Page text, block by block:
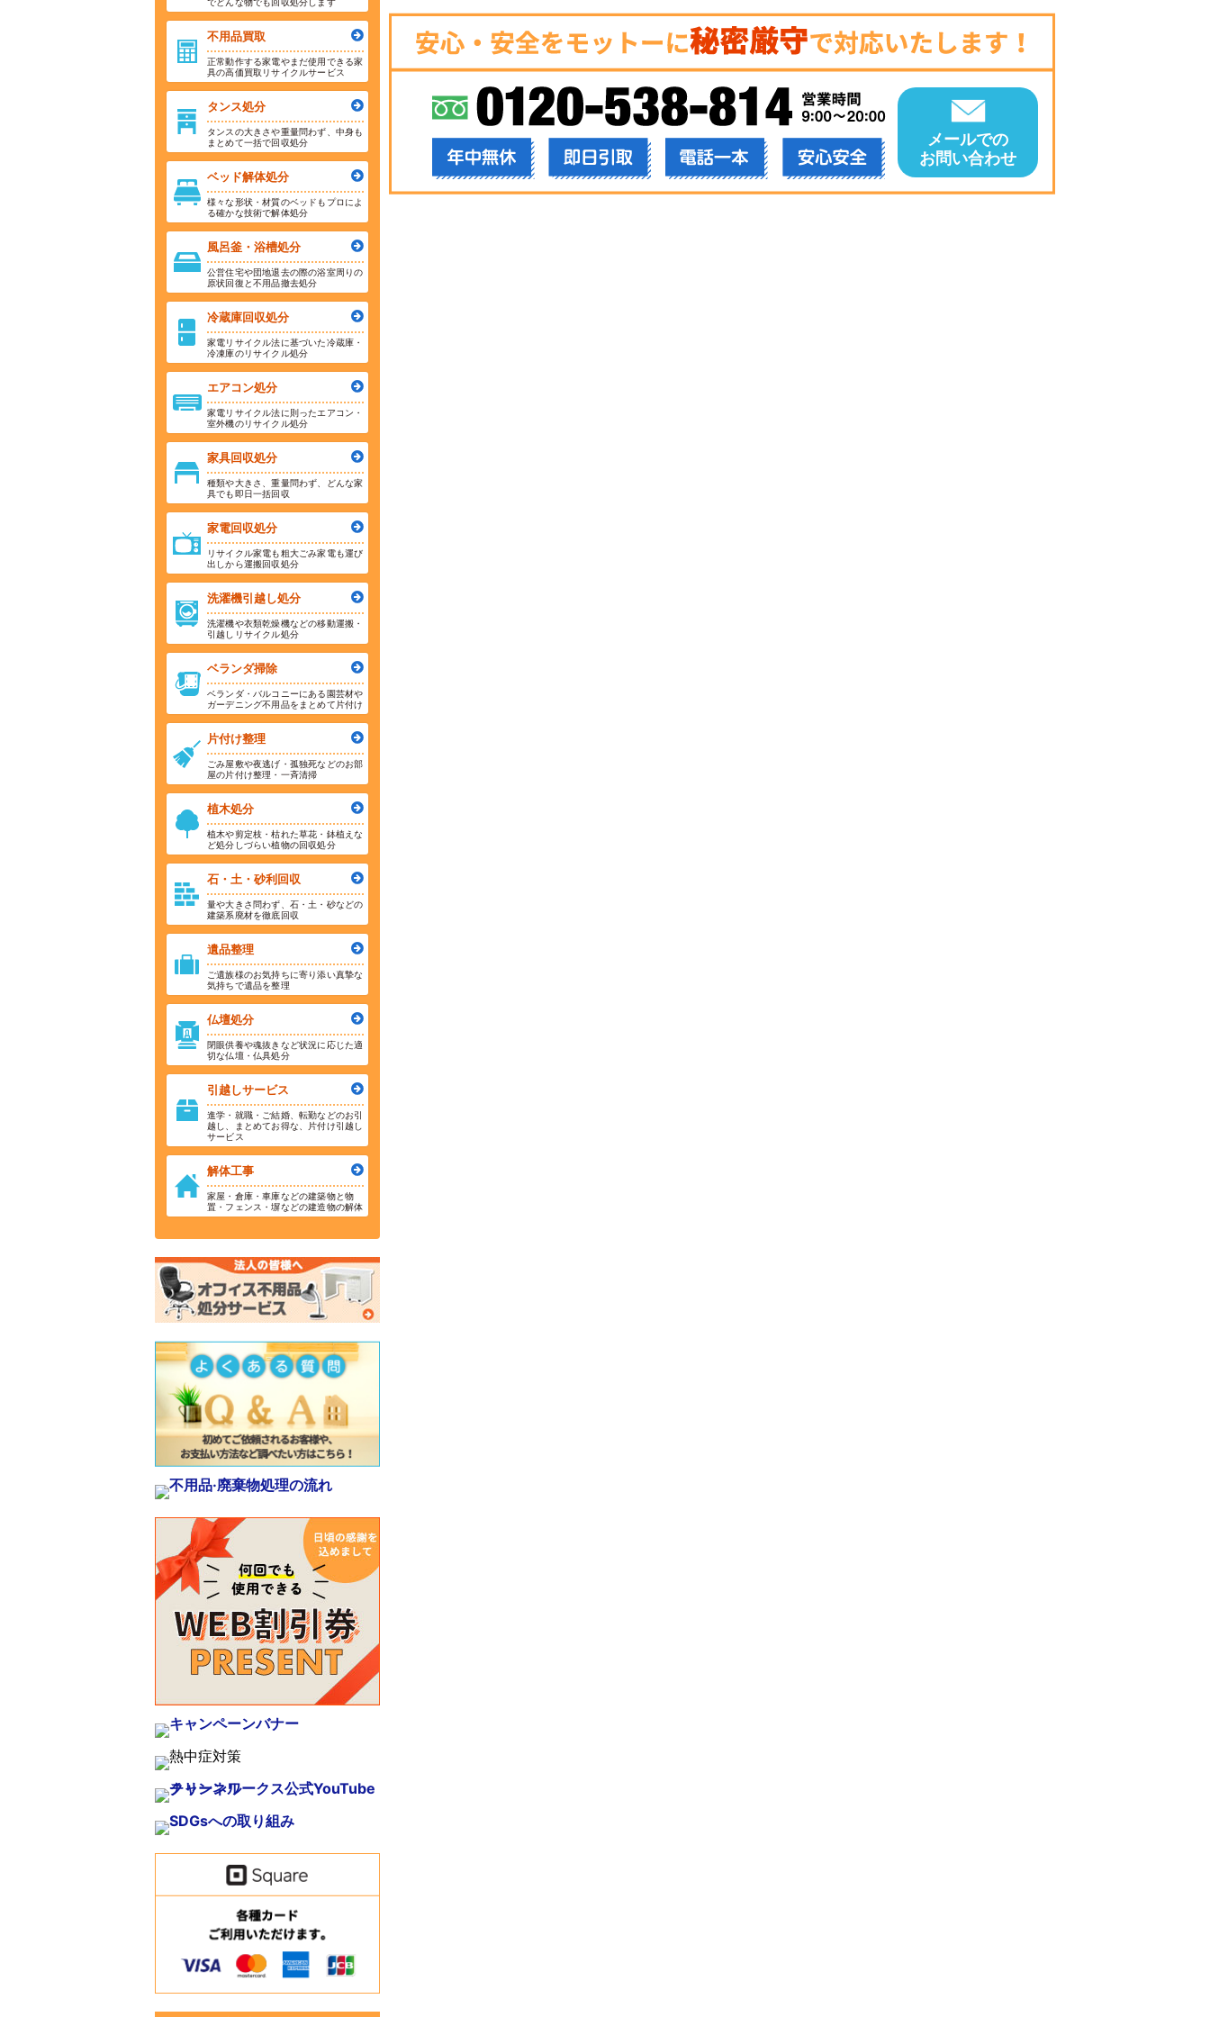
メールでの
お問い合わせ
不用品買取
正常動作する家電やまだ使用できる家
具の高価買取リサイクルサービス
タンス処分
タンスの大きさや重量問わず、中身も
まとめて一括で回収処分
ベッド解体処分
様々な形状・材質のベッドもプロによ
る確かな技術で解体処分
風呂釜・浴槽処分
公営住宅や団地退去の際の浴室周りの
原状回復と不用品撤去処分
冷蔵庫回収処分
家電リサイクル法に基づいた冷蔵庫・
冷凍庫のリサイクル処分
エアコン処分
家電リサイクル法に則ったエアコン・
室外機のリサイクル処分
家具回収処分
種類や大きさ、重量問わず、どんな家
具でも即日一括回収
家電回収処分
リサイクル家電も粗大ごみ家電も運び
出しから運搬回収処分
洗濯機引越し処分
洗濯機や衣類乾燥機などの移動運搬・
引越しリサイクル処分
ベランダ掃除
ベランダ・バルコニーにある園芸材や
ガーデニング不用品をまとめて片付け
片付け整理
ごみ屋敷や夜逃げ・孤独死などのお部
屋の片付け整理・一斉清掃
植木処分
植木や剪定枝・枯れた草花・鉢植えな
ど処分しづらい植物の回収処分
石・土・砂利回収
量や大きさ問わず、石・土・砂などの
建築系廃材を徹底回収
遺品整理
ご遺族様のお気持ちに寄り添い真摯な
気持ちで遺品を整理
仏壇処分
閉眼供養や魂抜きなど状況に応じた適
切な仏壇・仏具処分
引越しサービス
進学・就職・ご結婚、転勤などのお引
越し、まとめてお得な、片付け引越し
サービス
解体工事
家屋・倉庫・車庫などの建築物と物
置・フェンス・塀などの建造物の解体